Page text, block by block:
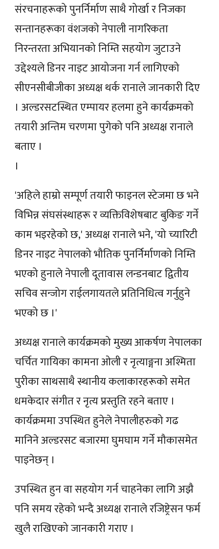
संरचनाहरूको पुनर्निर्माण साथै गोर्खा र निजका
सन्तानहरूका वंशजको नेपाली नागरिकता
निरन्तरता अभियानको निम्ति सहयोग जुटाउने
उद्देश्यले डिनर नाइट आयोजना गर्न लागिएको
सीएनसीबीजीका अध्यक्ष थर्क रानाले जानकारी दिए
। अल्डरसटस्थित एम्पायर हलमा हुने कार्यक्रमको
तयारी अन्तिम चरणमा पुगेको पनि अध्यक्ष रानाले
बताए ।
।
'अहिले हाम्रो सम्पूर्ण तयारी फाइनल स्टेजमा छ भने
विभिन्न संघसंस्थाहरू र व्यक्तिविशेषबाट बुकिङ गर्ने
काम भइरहेको छ,' अध्यक्ष रानाले भने, 'यो च्यारिटी
डिनर नाइट नेपालको भौतिक पुनर्निर्माणको निम्ति
भएको हुनाले नेपाली दूतावास लन्डनबाट द्वितीय
सचिव सन्जोग राईलगायतले प्रतिनिधित्व गर्नुहुने
भएको छ ।'
अध्यक्ष रानाले कार्यक्रमको मुख्य आकर्षण नेपालका
चर्चित गायिका कामना ओली र नृत्याङ्गना अश्मिता
पुरीका साथसाथै स्थानीय कलाकारहरूको समेत
धमकेदार संगीत र नृत्य प्रस्तुति रहने बताए ।
कार्यक्रममा उपस्थित हुनेले नेपालीहरुको गढ
मानिने अल्डरसट बजारमा घुमघाम गर्ने मौकासमेत
पाइनेछन् ।
उपस्थित हुन वा सहयोग गर्न चाहनेका लागि अझै
पनि समय रहेको भन्दै अध्यक्ष रानाले रजिष्ट्रेसन फर्म
खुलै राखिएको जानकारी गराए ।